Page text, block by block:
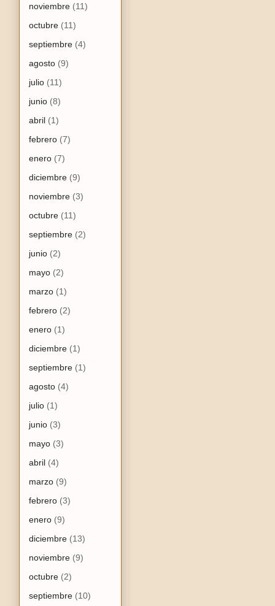
noviembre (11)
octubre (11)
septiembre (4)
agosto (9)
julio (11)
junio (8)
abril (1)
febrero (7)
enero (7)
diciembre (9)
noviembre (3)
octubre (11)
septiembre (2)
junio (2)
mayo (2)
marzo (1)
febrero (2)
enero (1)
diciembre (1)
septiembre (1)
agosto (4)
julio (1)
junio (3)
mayo (3)
abril (4)
marzo (9)
febrero (3)
enero (9)
diciembre (13)
noviembre (9)
octubre (2)
septiembre (10)